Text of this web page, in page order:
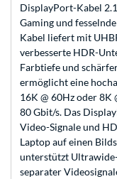
DisplayPort-Kabel
Gaming und
Kabel liefert mit
verbesserte HDR-
Farbtiefe und
ermöglicht eine
16K @ 60Hz oder 8K
80 Gbit/s. Das
Video-Signale und
Laptop auf einen
unterstützt
separater